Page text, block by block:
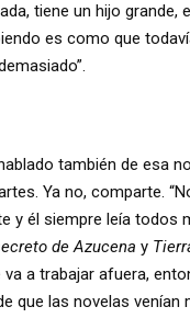
tiene un hijo
es como que
también de
Ya no, comparte.
y él siempre leía
de Azucena y
a trabajar afuera,
las novelas venían